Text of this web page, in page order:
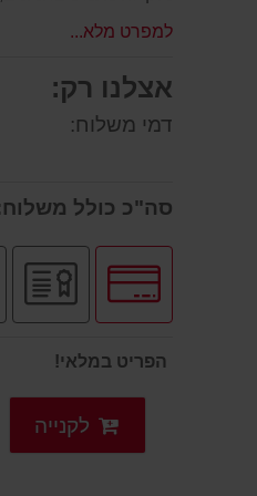
למפרט מלא...
אצלנו רק:
דמי משלוח:
סה"כ כולל
לחץ
לאפשרויות
תשלומים
הפריט במלאי!
לקנייה